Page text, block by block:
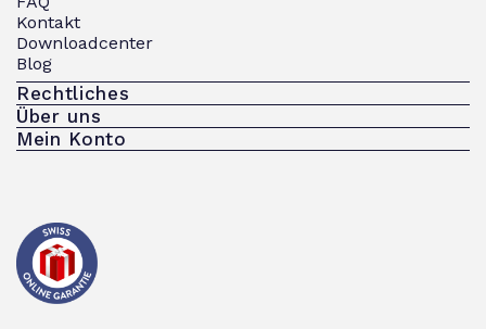
Kontakt
Downloadcenter
Blog
Rechtliches
Über uns
Mein Konto